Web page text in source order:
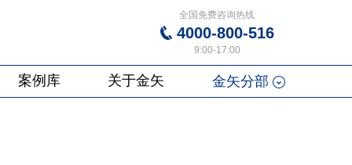
全国免费咨询热线
4000-800-516
9:00-17:00
案例库 关于金矢 金矢分部